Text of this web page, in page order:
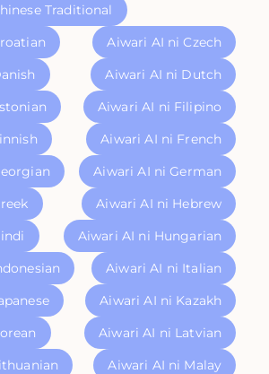
Traditional
Aiwari AI ni Czech
Aiwari AI ni Dutch
Aiwari AI ni Filipino
Aiwari AI ni French
Aiwari AI ni German
Aiwari AI ni Hebrew
Aiwari AI ni Hungarian
Aiwari AI ni Italian
Aiwari AI ni Kazakh
Aiwari AI ni Latvian
Aiwari AI ni Malay